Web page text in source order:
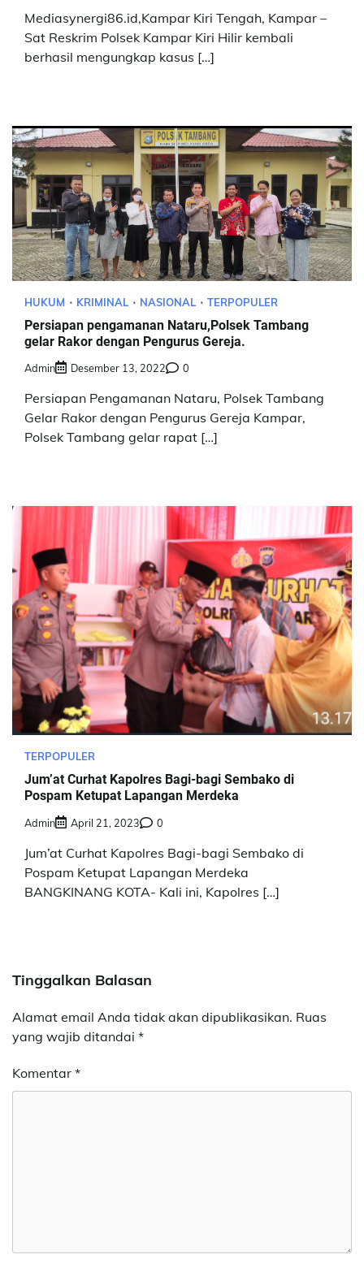
Mediasynergi86.id,Kampar Kiri Tengah, Kampar –
Sat Reskrim Polsek Kampar Kiri Hilir kembali
berhasil mengungkap kasus […]
HUKUM KRIMINAL NASIONAL TERPOPULER
Persiapan pengamanan Nataru,Polsek Tambang
gelar Rakor dengan Pengurus Gereja.
Admin Desember 13, 2022 0
Persiapan Pengamanan Nataru, Polsek Tambang
Gelar Rakor dengan Pengurus Gereja Kampar,
Polsek Tambang gelar rapat […]
TERPOPULER
Jum’at Curhat Kapolres Bagi-bagi Sembako di
Pospam Ketupat Lapangan Merdeka
Admin April 21, 2023 0
Jum’at Curhat Kapolres Bagi-bagi Sembako di
Pospam Ketupat Lapangan Merdeka
BANGKINANG KOTA- Kali ini, Kapolres […]
Tinggalkan Balasan
Alamat email Anda tidak akan dipublikasikan. Ruas
yang wajib ditandai *
Komentar *